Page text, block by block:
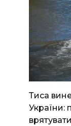
Тиса
України: